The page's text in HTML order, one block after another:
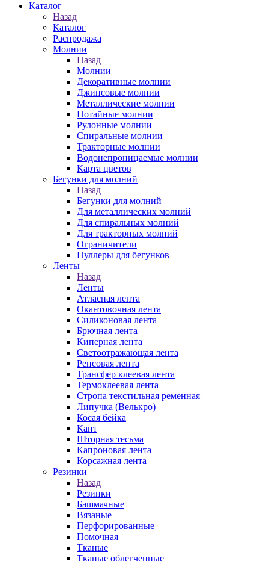
Каталог
Назад
Каталог
Распродажа
Молнии
Назад
Молнии
Декоративные молнии
Джинсовые молнии
Металлические молнии
Потайные молнии
Рулонные молнии
Спиральные молнии
Тракторные молнии
Водонепроницаемые молнии
Карта цветов
Бегунки для молний
Назад
Бегунки для молний
Для металлических молний
Для спиральных молний
Для тракторных молний
Ограничители
Пуллеры для бегунков
Ленты
Назад
Ленты
Атласная лента
Окантовочная лента
Силиконовая лента
Брючная лента
Киперная лента
Светоотражающая лента
Репсовая лента
Трансфер клеевая лента
Термоклеевая лента
Стропа текстильная ременная
Липучка (Велькро)
Косая бейка
Кант
Шторная тесьма
Капроновая лента
Корсажная лента
Резинки
Назад
Резинки
Башмачные
Вязаные
Перфорированные
Помочная
Тканые
Тканые облегченные